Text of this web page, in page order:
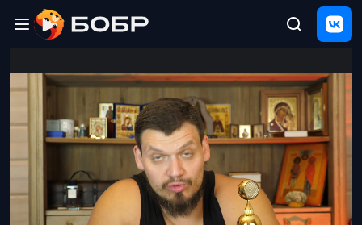
ЩЕЛЧОК
2026
Полезные
материалы
Проверка